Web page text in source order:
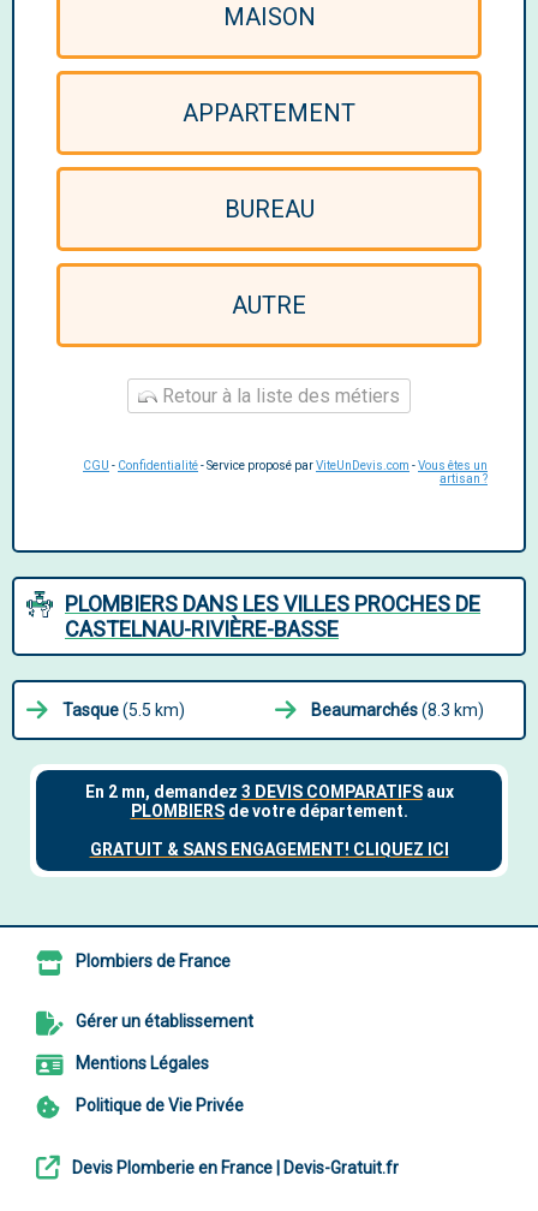
MAISON
APPARTEMENT
BUREAU
AUTRE
Retour à la liste des métiers
CGU - Confidentialité- Service proposé parViteUnDevis.com -Vous êtes un
artisan ?
PLOMBIERS DANS LES VILLES PROCHES DE
CASTELNAU-RIVIÈRE-BASSE
Tasque(5.5 km) Beaumarchés(8.3 km)
Plombiers de France
Gérer un établissement
Mentions Légales
Politique de Vie Privée
Devis Plomberie en France | Devis-Gratuit.fr